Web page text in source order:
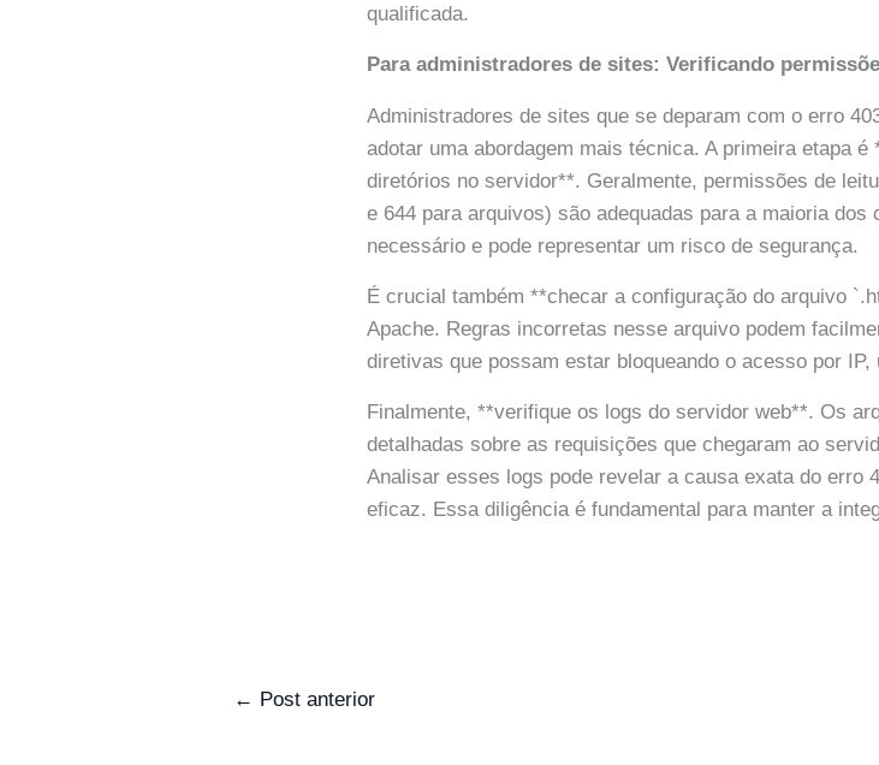
qualificada.
Para administradores de sites: Verificando
Administradores de sites que se deparam com o erro
adotar uma abordagem mais técnica. A primeira etapa
diretórios no servidor**. Geralmente, permissões de
e 644 para arquivos) são adequadas para a maioria
necessário e pode representar um risco de segurança.
É crucial também **checar a configuração do arquivo
Apache. Regras incorretas nesse arquivo podem
diretivas que possam estar bloqueando o acesso por IP,
Finalmente, **verifique os logs do servidor web**. Os
detalhadas sobre as requisições que chegaram ao
Analisar esses logs pode revelar a causa exata do erro
eficaz. Essa diligência é fundamental para manter a
← Post anterior